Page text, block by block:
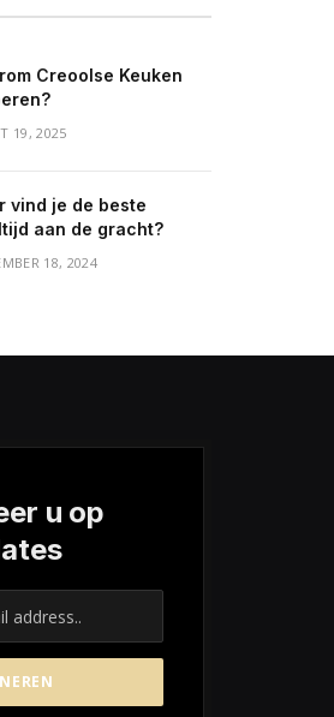
Creoolse Keuken
19, 2025
vind je de beste
aan de gracht?
18, 2024
u op